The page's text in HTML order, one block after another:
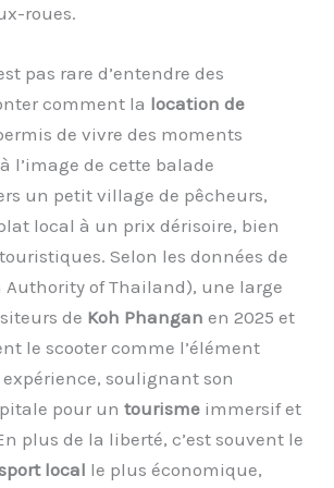
roues.
pas rare d’entendre des
comment la location de
de vivre des moments
l’image de cette balade
un petit village de pêcheurs,
local à un prix dérisoire, bien
Selon les données de
Authority of Thailand), une large
de Koh Phangan en 2025 et
le scooter comme l’élément
soulignant son
pour untourisme immersif et
plus de la liberté, c’est souvent le
local le plus économique,